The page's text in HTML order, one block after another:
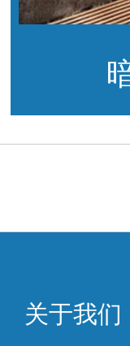
关于我们